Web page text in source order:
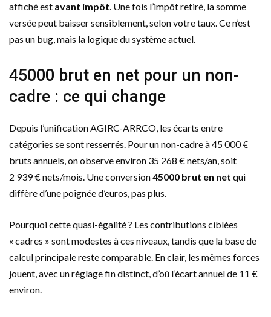
affiché est avant impôt. Une fois l’impôt retiré, la somme
versée peut baisser sensiblement, selon votre taux. Ce n’est
pas un bug, mais la logique du système actuel.
45000 brut en net pour un non-
cadre : ce qui change
Depuis l’unification AGIRC-ARRCO, les écarts entre
catégories se sont resserrés. Pour un non-cadre à 45 000 €
bruts annuels, on observe environ 35 268 € nets/an, soit
2 939 € nets/mois. Une conversion45000 brut en net qui
diffère d’une poignée d’euros, pas plus.
Pourquoi cette quasi-égalité ? Les contributions ciblées
« cadres » sont modestes à ces niveaux, tandis que la base de
calcul principale reste comparable. En clair, les mêmes forces
jouent, avec un réglage fin distinct, d’où l’écart annuel de 11 €
environ.